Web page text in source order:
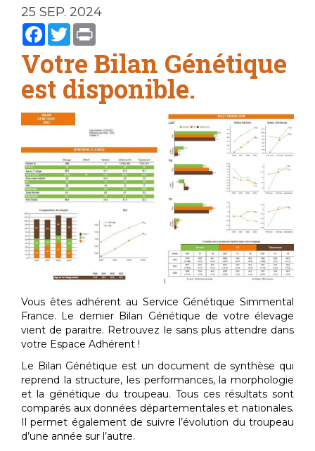
25 SEP. 2024
Facebook
Twitter
Votre Bilan Génétique
est disponible.
Vous êtes adhérent au Service Génétique Simmental
France. Le dernier Bilan Génétique de votre élevage
vient de paraitre. Retrouvez le sans plus attendre dans
votre Espace Adhérent !
Le Bilan Génétique est un document de synthèse qui
reprend la structure, les performances, la morphologie
et la génétique du troupeau. Tous ces résultats sont
comparés aux données départementales et nationales.
Il permet également de suivre l’évolution du troupeau
d’une année sur l’autre.